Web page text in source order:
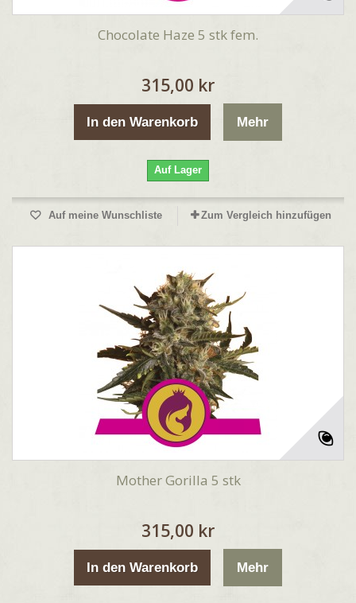
Chocolate Haze 5 stk fem.
315,00 kr
In den Warenkorb Mehr
Auf Lager
Auf meine Wunschliste Zum Vergleich hinzufügen
Mother Gorilla 5 stk
315,00 kr
In den Warenkorb Mehr